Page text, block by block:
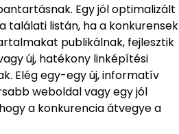
Egy jól optimalizált
találati listán, ha a konkurensek
publikálnak, fejlesztik
új, hatékony linképítési
Elég egy-egy új, informatív
weboldal vagy egy jól
a konkurencia átvegye a